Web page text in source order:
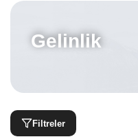
Gelinlik
Filtreler